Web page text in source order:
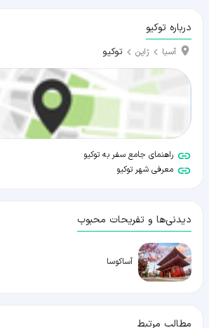
درباره توکیو
آسیا ژاپن توکیو
راهنمای جامع سفر به توکیو
معرفی شهر توکیو
دیدنی‌ها و تفریحات محبوب
آساکوسا
مطالب مرتبط